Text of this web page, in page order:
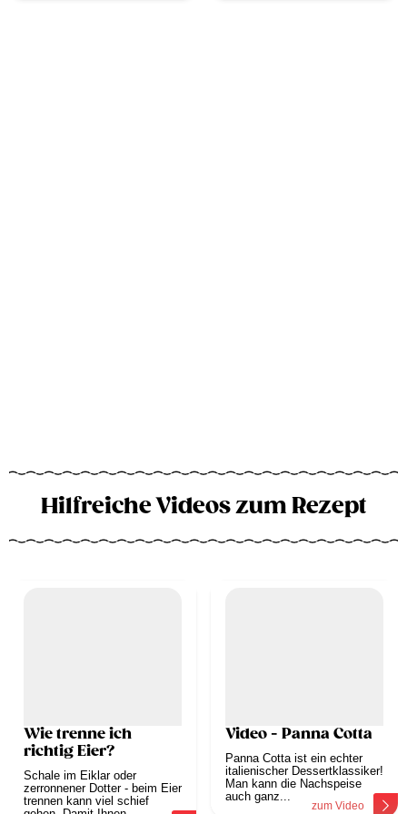
Hilfreiche Videos zum Rezept
Wie trenne ich
richtig Eier?
Schale im Eiklar oder
zerronnener Dotter - beim Eier
trennen kann viel schief
Video - Panna Cotta
Panna Cotta ist ein echter
italienischer Dessertklassiker!
Man kann die Nachspeise
auch ganz...
zum Video